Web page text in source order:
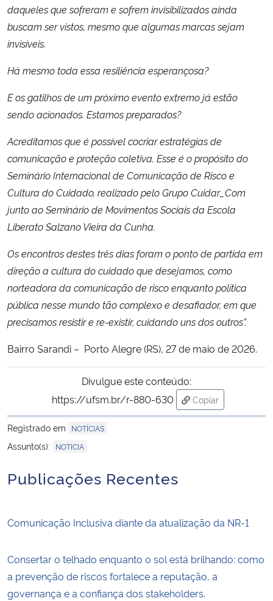
daqueles que sofreram e sofrem invisibilizados ainda
buscam ser vistos, mesmo que algumas marcas sejam
invisíveis.
Há mesmo toda essa resiliência esperançosa?
E os gatilhos de um próximo evento extremo já estão
sendo acionados. Estamos preparados?
Acreditamos que é possível cocriar estratégias de
comunicação e proteção coletiva. Esse é o propósito do
Seminário Internacional de Comunicação de Risco e
Cultura do Cuidado, realizado pelo Grupo Cuidar_Com
junto ao Seminário de Movimentos Sociais da Escola
Liberato Salzano Vieira da Cunha.
Os encontros destes três dias foram o ponto de partida em
direção a cultura do cuidado que desejamos, como
norteadora da comunicação de risco enquanto política
pública nesse mundo tão complexo e desafiador, em que
precisamos resistir e re-existir, cuidando uns dos outros”.
Bairro Sarandi – Porto Alegre (RS), 27 de maio de 2026.
Divulgue este conteúdo:
https://ufsm.br/r-880-630
Copiar
para área de
Registrado em
NOTÍCIAS
Assunto(s): NOTICIA
Publicações Recentes
Comunicação Inclusiva diante da atualização da NR-1
Consertar o telhado enquanto o sol está brilhando: como
a prevenção de riscos fortalece a reputação, a
governança e a confiança dos stakeholders.